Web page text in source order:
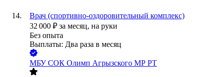
Врач (спортивно-оздоровительный комплекс)
32 000 ₽ за месяц, на руки
Без опыта
Выплаты: Два раза в месяц
МБУ СОК Олимп Агрызского МР РТ